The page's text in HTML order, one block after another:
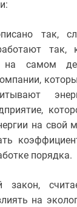
так,
так,
на самом
на свой
порядка.
на